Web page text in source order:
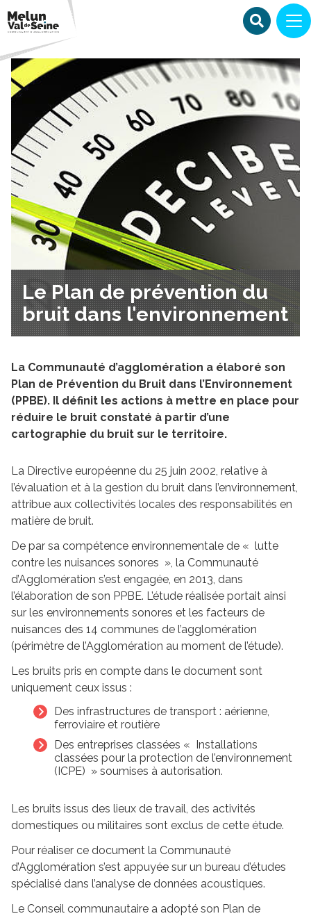
Le Plan de prévention du
bruit dans l'environnement
La Communauté d’agglomération a élaboré son
Plan de Prévention du Bruit dans l’Environnement
(PPBE). Il définit les actions à mettre en place pour
réduire le bruit constaté à partir d’une
cartographie du bruit sur le territoire.
La Directive européenne du 25 juin 2002, relative à
l’évaluation et à la gestion du bruit dans l’environnement,
attribue aux collectivités locales des responsabilités en
matière de bruit.
De par sa compétence environnementale de « lutte
contre les nuisances sonores », la Communauté
d’Agglomération s’est engagée, en 2013, dans
l’élaboration de son PPBE. L’étude réalisée portait ainsi
sur les environnements sonores et les facteurs de
nuisances des 14 communes de l’agglomération
(périmètre de l’Agglomération au moment de l’étude).
Les bruits pris en compte dans le document sont
uniquement ceux issus :
Des infrastructures de transport : aérienne,
ferroviaire et routière
Des entreprises classées « Installations
classées pour la protection de l’environnement
(ICPE) » soumises à autorisation.
Les bruits issus des lieux de travail, des activités
domestiques ou militaires sont exclus de cette étude.
Pour réaliser ce document la Communauté
d’Agglomération s’est appuyée sur un bureau d’études
spécialisé dans l’analyse de données acoustiques.
Le Conseil communautaire a adopté son Plan de